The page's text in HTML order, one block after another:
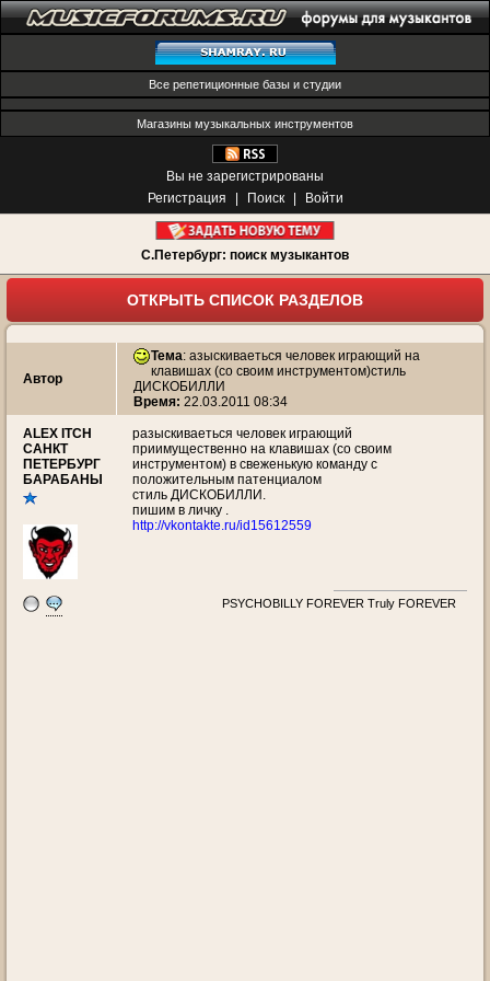
Все репетиционные базы и студии
Магазины музыкальных инструментов
Вы не зарегистрированы
Регистрация
Поиск Войти
С.Петербург: поиск музыкантов
ОТКРЫТЬ СПИСОК РАЗДЕЛОВ
Автор
Тема: азыскиваеться человек играющий на
клавишах (со своим инструментом)стиль
ДИСКОБИЛЛИ
Время: 22.03.2011 08:34
ALEX ITCH
САНКТ
ПЕТЕРБУРГ
БАРАБАНЫ
разыскиваеться человек играющий
приимущественно на клавишах (со своим
инструментом) в свеженькую команду с
положительным патенциалом
стиль ДИСКОБИЛЛИ.
пишим в личку .
http://vkontakte.ru/id15612559
PSYCHOBILLY FOREVER Truly FOREVER